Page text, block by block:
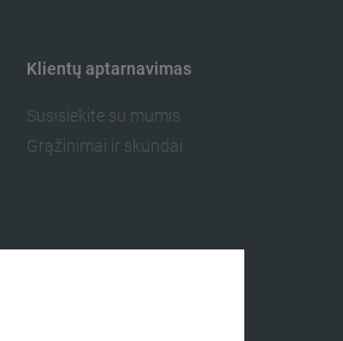
Klientų aptarnavimas
Susisiekite su mumis
Grąžinimai ir skundai